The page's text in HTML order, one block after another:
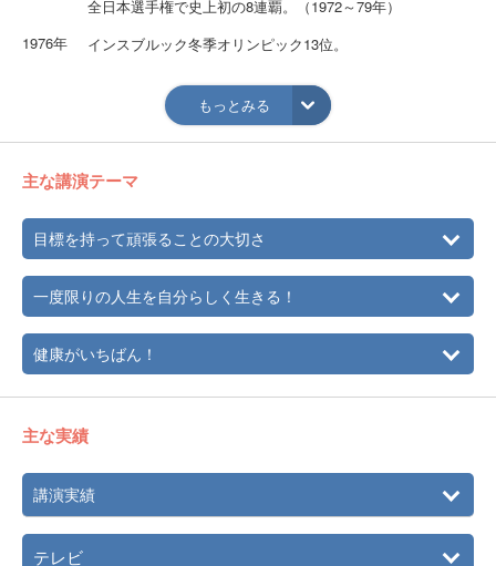
全日本選手権で史上初の8連覇。（1972～79年）
1976年
インスブルック冬季オリンピック13位。
ウィーン世界選手権3位。日本人初のメダルを獲得。
レイクプラシッド冬季オリンピック6位入賞。
6月 引退。プロへ転向。
1991年
長野オリンピック招致活動に尽力。
1992年
アルベールビル冬季オリンピックで解説を務める。
1994年
「オーロラからの日記」（読売新聞コラム）連載。
1998年
長野冬季オリンピックで平和大使（オリンピックアンバサ
ダー）に選ばれる。
1999年
新宿コマ劇場にて舞台デビュー。
連載。
る。
2003年
もっとみる
主な講演テーマ
目標を持って頑張ることの大切さ
一度限りの人生を自分らしく生きる！
健康がいちばん！
主な実績
講演実績
テレビ